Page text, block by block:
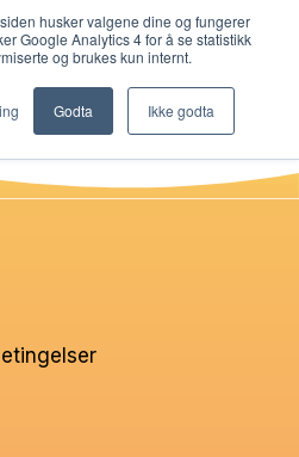
husker valgene dine og fungerer
Google Analytics 4 for å se statistikk
og brukes kun internt.
Godta Ikke godta
2021